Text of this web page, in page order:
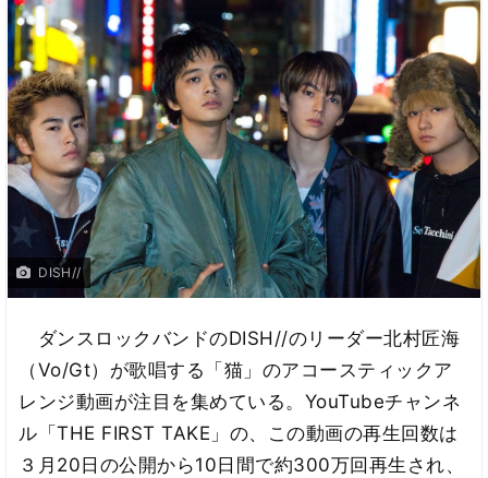
DISH//
ダンスロックバンドのDISH//のリーダー北村匠海
（Vo/Gt）が歌唱する「猫」のアコースティックア
レンジ動画が注目を集めている。YouTubeチャンネ
ル「THE FIRST TAKE」の、この動画の再生回数は
３月20日の公開から10日間で約300万回再生され、